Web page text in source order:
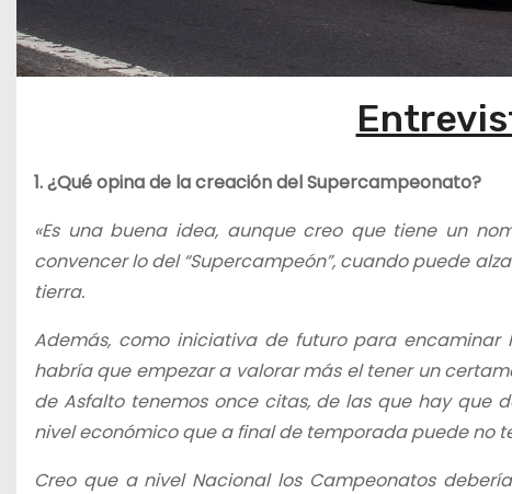
1. ¿Qué opina de la creación del Supercampeonato?
«Es una buena idea, aunque creo que tiene un
convencer lo del “Supercampeón”, cuando puede
tierra.
Además, como iniciativa de futuro para encaminar
habría que empezar a valorar más el tener un
de Asfalto tenemos once citas, de las que hay que
nivel económico que a final de temporada puede no
Creo que a nivel Nacional los Campeonatos